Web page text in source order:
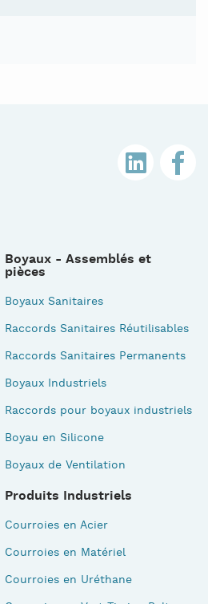
Boyaux - Assemblés et
pièces
Boyaux Sanitaires
Raccords Sanitaires Réutilisables
Raccords Sanitaires Permanents
Boyaux Industriels
Raccords pour boyaux industriels
Boyau en Silicone
Boyaux de Ventilation
Produits Industriels
Courroies en Acier
Courroies en Matériel
Courroies en Uréthane